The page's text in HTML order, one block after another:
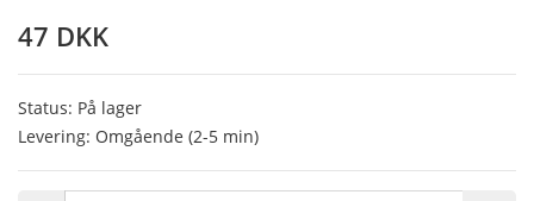
47 DKK
Status: På lager
Levering: Omgående (2-5 min)